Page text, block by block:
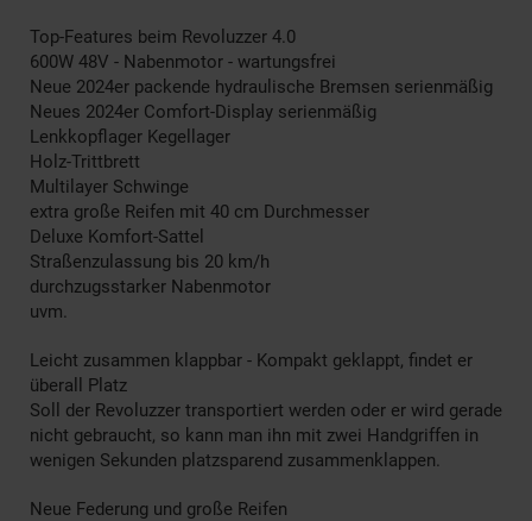
Top-Features beim Revoluzzer 4.0
600W 48V - Nabenmotor - wartungsfrei
Neue 2024er packende hydraulische Bremsen serienmäßig
Neues 2024er Comfort-Display serienmäßig
Lenkkopflager Kegellager
Holz-Trittbrett
Multilayer Schwinge
extra große Reifen mit 40 cm Durchmesser
Deluxe Komfort-Sattel
Straßenzulassung bis 20 km/h
durchzugsstarker Nabenmotor
uvm.
Leicht zusammen klappbar - Kompakt geklappt, findet er
überall Platz
Soll der Revoluzzer transportiert werden oder er wird gerade
nicht gebraucht, so kann man ihn mit zwei Handgriffen in
wenigen Sekunden platzsparend zusammenklappen.
Neue Federung und große Reifen